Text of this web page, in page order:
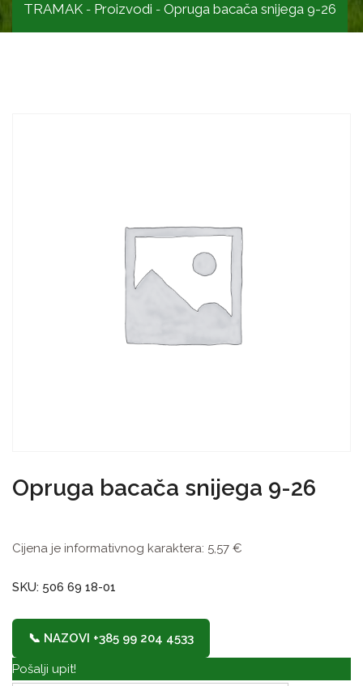
TRAMAK - Proizvodi - Opruga bacača snijega 9-26
Opruga bacača snijega 9-26
Cijena je informativnog karaktera: 5,57 €
SKU: 506 69 18-01
📞 NAZOVI +385 99 204 4533
Pošalji upit!